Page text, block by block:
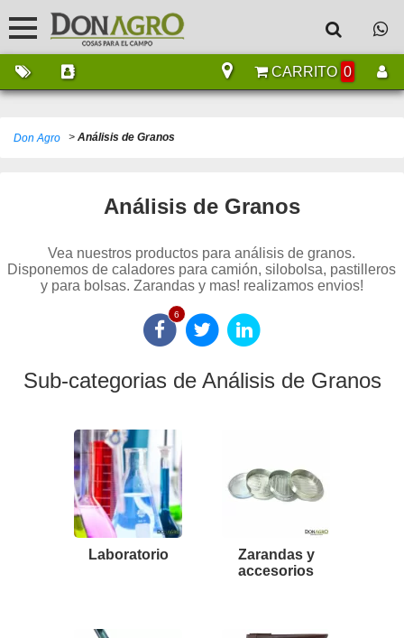
CARRITO 0
Don Agro > Análisis de Granos
Análisis de Granos
Vea nuestros productos para análisis de granos.
Disponemos de caladores para camión, silobolsa, pastilleros
y para bolsas. Zarandas y mas! realizamos envios!
6
Sub-categorias de Análisis de Granos
Laboratorio
Zarandas y
accesorios